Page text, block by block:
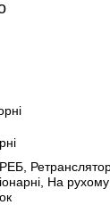
На рухому